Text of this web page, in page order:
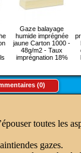
Gaze balayage
humide imprégnée
jaune Carton 1000 -
48g/m2 - Taux
imprégnation 18%
(0)
toutes les
gazes.